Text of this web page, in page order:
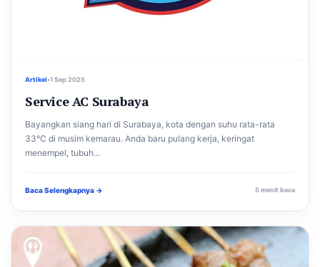
Artikel•1 Sep 2025
Service AC Surabaya
Bayangkan siang hari di Surabaya, kota dengan suhu rata-rata
33°C di musim kemarau. Anda baru pulang kerja, keringat
menempel, tubuh...
Baca Selengkapnya → 5 menit baca